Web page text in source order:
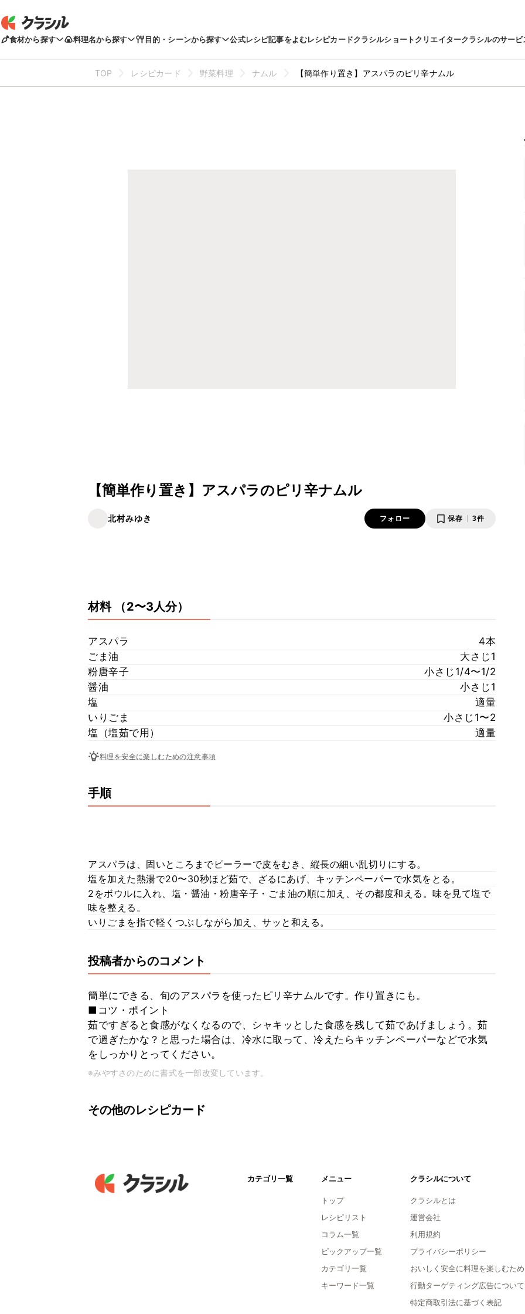
食材から探す 料理名から探す 目的・シーンから探す 公式レシピ記事をよむレシピカードクラシルショートクリエイタークラシルのサービ
TOP レシピカード 野菜料理 ナムル 【簡単作り置き】アスパラのピリ辛ナムル
【簡単作り置き】アスパラのピリ辛ナムル
北村みゆき フォロー 保存 3件
材料 （2〜3人分）
アスパラ
4本
ごま油
大さじ1
粉唐辛子
小さじ1/4〜1/2
醤油
小さじ1
塩
適量
いりごま
小さじ1〜2
塩（塩茹で用）
適量
料理を安全に楽しむための注意事項
手順
アスパラは、固いところまでピーラーで皮をむき、縦長の細い乱切りにする。
塩を加えた熱湯で20〜30秒ほど茹で、ざるにあげ、キッチンペーパーで水気をとる。
2をボウルに入れ、塩・醤油・粉唐辛子・ごま油の順に加え、その都度和える。味を見て塩で
味を整える。
いりごまを指で軽くつぶしながら加え、サッと和える。
投稿者からのコメント
簡単にできる、旬のアスパラを使ったピリ辛ナムルです。作り置きにも。
■コツ・ポイント
茹ですぎると食感がなくなるので、シャキッとした食感を残して茹であげましょう。茹
で過ぎたかな？と思った場合は、冷水に取って、冷えたらキッチンペーパーなどで水気
をしっかりとってください。
※みやすさのために書式を一部改変しています。
その他のレシピカード
カテゴリ一覧 メニュー
トップ
レシピリスト
コラム一覧
ピックアップ一覧
カテゴリ一覧
キーワード一覧
クラシルについて
クラシルとは
運営会社
利用規約
プライバシーポリシー
おいしく安全に料理を楽しむため
行動ターゲティング広告について
特定商取引法に基づく表記